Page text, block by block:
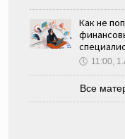
Как не
🕔 11:00,
Все